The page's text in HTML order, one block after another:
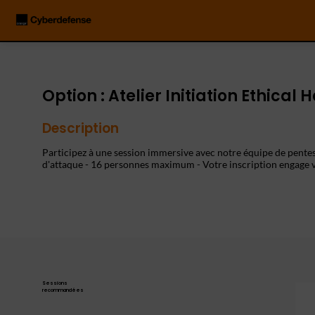
Option : Atelier Initiation Ethical
Description
Participez à une session immersive avec notre équipe de
d'attaque - 16 personnes maximum - Votre inscription engage
Sessions
recommandées